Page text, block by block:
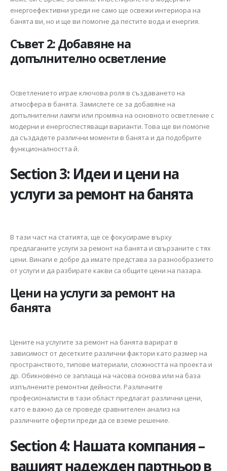
енергоефективни уреди не само ще освежи интериора на
банята ви, но и ще ви помогне да пестите вода и енергия.
Съвет 2: Добавяне на
допълнително осветление
Осветлението играе ключова роля в създаването на
атмосфера в банята. Замислете се за добавяне на
допълнителни лампи или промяна на основното осветление с
модерни и енергоспестяващи варианти. Това ще ви помогне
да създадете различни моменти в банята и да подобрите
функционалността й.
Section 3: Идеи и цени на
услуги за ремонт на банята
В тази част на статията, ще се фокусираме върху
предлаганите услуги за ремонт на банята и свързаните с тях
цени. Винаги е добре да имате представа за разнообразието
от услуги и да разбирате какви са общите цени на пазара.
Цени на услуги за ремонт на
банята
Цените на услугите за ремонт на банята варират в
зависимост от десетките различни фактори като размер на
пространството, типове материали, сложността на проекта и
др. Обикновено се заплаща на часова основа или на база
изпълнените ремонтни дейности. Различните
професионалисти в тази област предлагат различни цени,
като е важно да се проведе сравнителен анализ на
различните оферти преди да се вземе решение.
Section 4: Нашата компания –
вашият надежден партньор в